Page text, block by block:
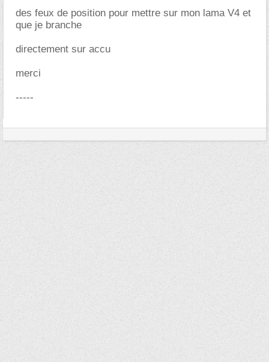
des feux de position pour mettre sur mon lama V4 et
que je branche
directement sur accu
merci
-----